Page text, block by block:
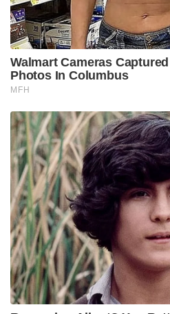
Walmart Cameras
Photos In Columbus
MFH